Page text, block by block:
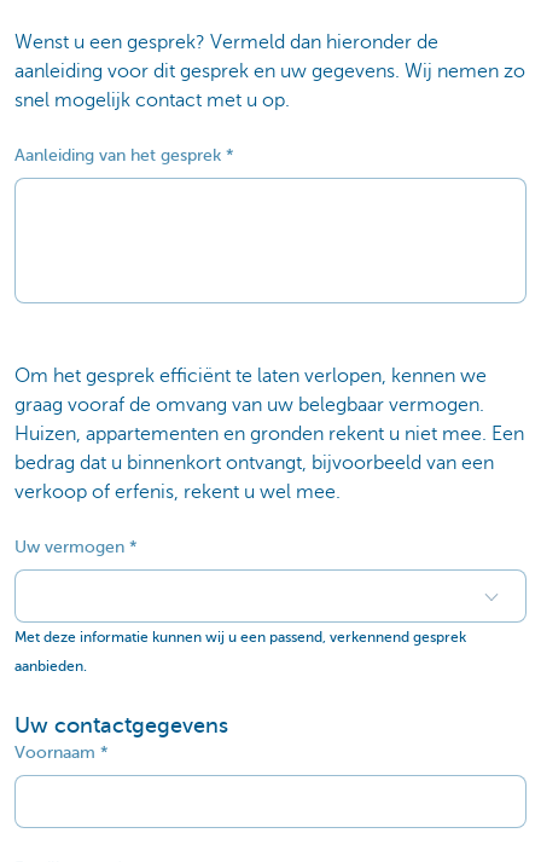
Wenst u een gesprek? Vermeld dan hieronder de
aanleiding voor dit gesprek en uw gegevens. Wij nemen zo
snel mogelijk contact met u op.
Aanleiding van het gesprek
Om het gesprek efficiënt te laten verlopen, kennen we
graag vooraf de omvang van uw belegbaar vermogen.
Huizen, appartementen en gronden rekent u niet mee. Een
bedrag dat u binnenkort ontvangt, bijvoorbeeld van een
verkoop of erfenis, rekent u wel mee.
Uw vermogen
Met deze informatie kunnen wij u een passend, verkennend gesprek
aanbieden.
Uw contactgegevens
Voornaam